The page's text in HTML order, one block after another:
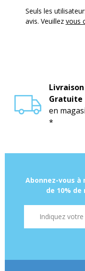
Seuls les
avis. Veuillez vous
Livraison
Gratuite
en
*
Abonnez-vous
de 10%